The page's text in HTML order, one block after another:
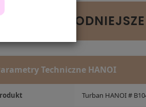
NA
Techniczne HANOI
Turban HANOI #